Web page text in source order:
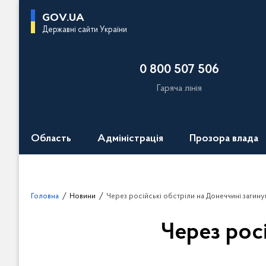
GOV.UA
Державні сайти України
0 800 507 506
Гаряча лінія
Область Адміністрація Прозора влада
Головна Новини Через російські обстріли на Донеччині
Через